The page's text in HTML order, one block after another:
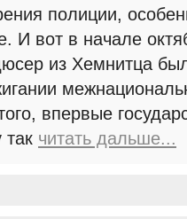
полиции,
И вот в начале
из Хемнитца
впервые
так читать дальше...